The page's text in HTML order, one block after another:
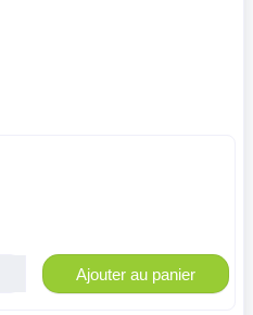
Ajouter au panier